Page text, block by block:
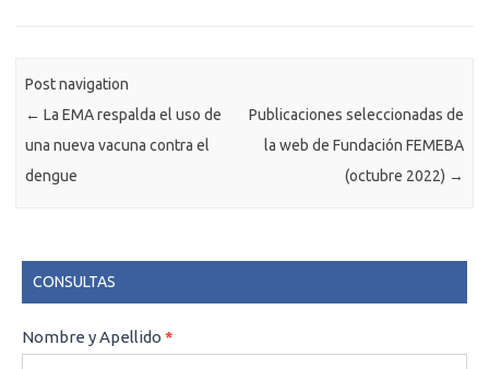
Post navigation
← La EMA respalda el uso de
una nueva vacuna contra el
dengue
Publicaciones seleccionadas de
la web de Fundación FEMEBA
(octubre 2022) →
CONSULTAS
CONSULTAS
Nombre y Apellido *